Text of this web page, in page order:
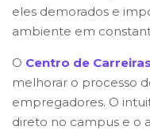
eles demorados e
ambiente em
O Centro de Carreiras
melhorar o processo
empregadores. O
direto no campus e o